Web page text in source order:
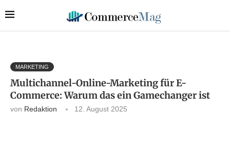
MARKETING
Multichannel-Online-Marketing für E-
Commerce: Warum das ein Gamechanger ist
von Redaktion 12. August 2025